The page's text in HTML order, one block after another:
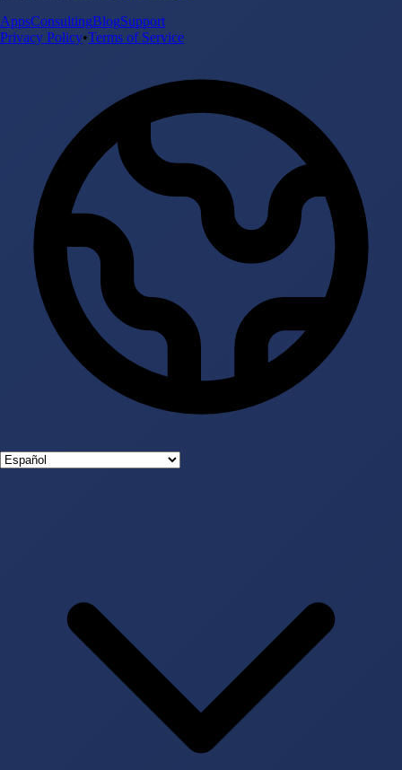
AppsConsultingBlogSupport
Privacy Policy•Terms of Service